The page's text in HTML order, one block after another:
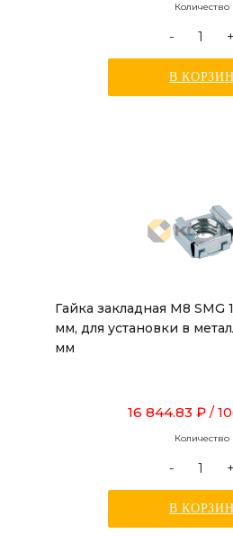
Количество
- +
В
Гайка закладная М8 SMG
мм, для установки в
мм
16 844.83 ₽ /
Количество
- +
В